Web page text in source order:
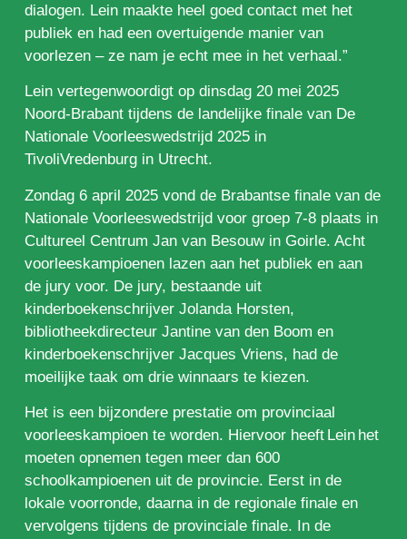
dialogen. Lein maakte heel goed contact met het
publiek en had een overtuigende manier van
voorlezen – ze nam je echt mee in het verhaal.”
Lein vertegenwoordigt op dinsdag 20 mei 2025
Noord-Brabant tijdens de landelijke finale van De
Nationale Voorleeswedstrijd 2025 in
TivoliVredenburg in Utrecht.
Zondag 6 april 2025 vond de Brabantse finale van de
Nationale Voorleeswedstrijd voor groep 7-8 plaats in
Cultureel Centrum Jan van Besouw in Goirle. Acht
voorleeskampioenen lazen aan het publiek en aan
de jury voor. De jury, bestaande uit
kinderboekenschrijver Jolanda Horsten,
bibliotheekdirecteur Jantine van den Boom en
kinderboekenschrijver Jacques Vriens, had de
moeilijke taak om drie winnaars te kiezen.
Het is een bijzondere prestatie om provinciaal
voorleeskampioen te worden. Hiervoor heeft Lein het
moeten opnemen tegen meer dan 600
schoolkampioenen uit de provincie. Eerst in de
lokale voorronde, daarna in de regionale finale en
vervolgens tijdens de provinciale finale. In de